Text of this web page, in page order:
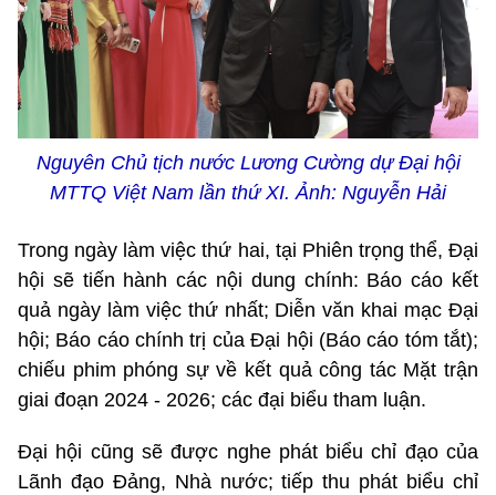
Nguyên Chủ tịch nước Lương Cường dự Đại hội
MTTQ Việt Nam lần thứ XI. Ảnh: Nguyễn Hải
Trong ngày làm việc thứ hai, tại Phiên trọng thể, Đại
hội sẽ tiến hành các nội dung chính: Báo cáo kết
quả ngày làm việc thứ nhất; Diễn văn khai mạc Đại
hội; Báo cáo chính trị của Đại hội (Báo cáo tóm tắt);
chiếu phim phóng sự về kết quả công tác Mặt trận
giai đoạn 2024 - 2026; các đại biểu tham luận.
Đại hội cũng sẽ được nghe phát biểu chỉ đạo của
Lãnh đạo Đảng, Nhà nước; tiếp thu phát biểu chỉ